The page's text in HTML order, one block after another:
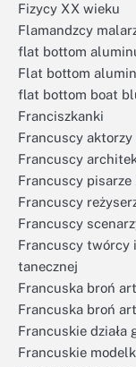
Fizycy XX wieku
Flamandzcy
flat bottom
Flat bottom
flat bottom boat
Franciszkanki
Francuscy
Francuscy
Francuscy pisarze
Francuscy
Francuscy
Francuscy twórcy
tanecznej
Francuska broń
Francuska broń
Francuskie działa
Francuskie